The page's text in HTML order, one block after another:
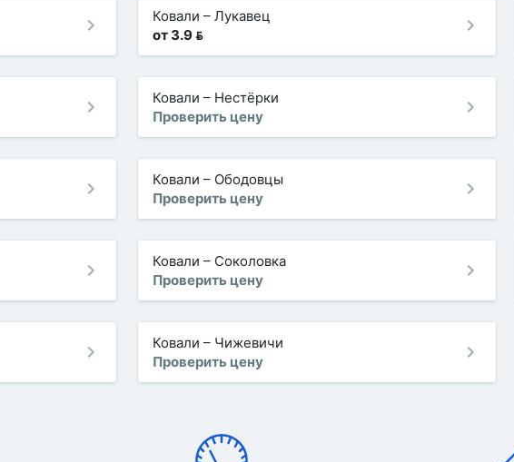
Ковали – Лукавец
от 3.9 
Ковали – Нестёрки
Проверить цену
Ковали – Ободовцы
Проверить цену
Ковали – Соколовка
Проверить цену
Ковали – Чижевичи
Проверить цену